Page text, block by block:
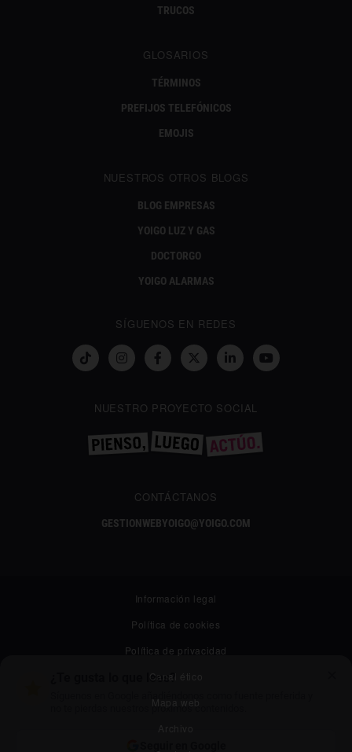
TRUCOS
GLOSARIOS
TÉRMINOS
PREFIJOS TELEFÓNICOS
EMOJIS
NUESTROS OTROS BLOGS
BLOG EMPRESAS
YOIGO LUZ Y GAS
DOCTORGO
YOIGO ALARMAS
SÍGUENOS EN REDES
NUESTRO PROYECTO SOCIAL
CONTÁCTANOS
GESTIONWEBYOIGO@YOIGO.COM
Información legal
Política de cookies
Política de privacidad
Canal ético
Mapa web
¿Te gusta lo que lees?
no te pierdas nuestros próximos contenidos.